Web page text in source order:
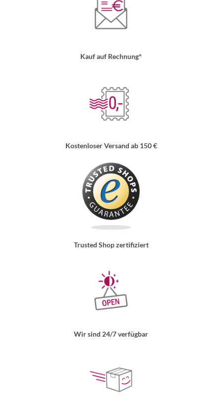
Kauf auf Rechnung*
Kostenloser Versand ab 150 €
Trusted Shop zertifiziert
Wir sind 24/7 verfügbar